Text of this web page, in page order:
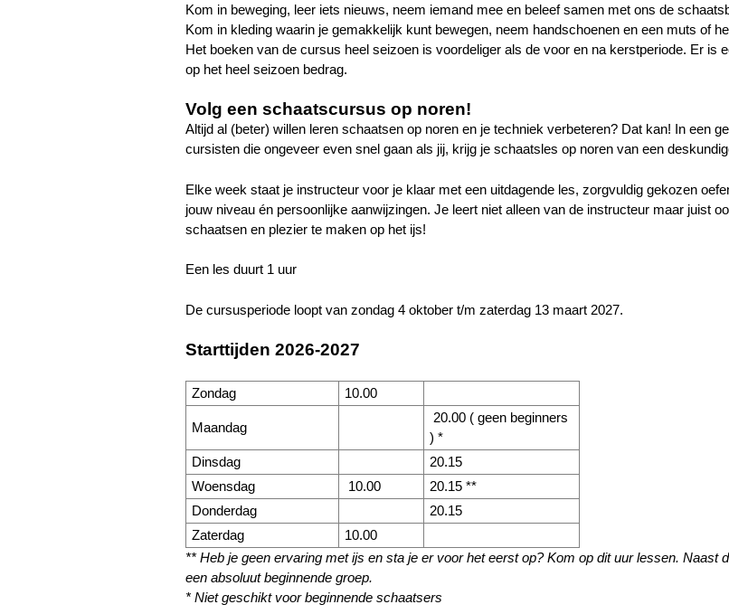
Kom in beweging, leer iets nieuws, neem iemand mee en beleef samen met ons de
Kom in kleding waarin je gemakkelijk kunt bewegen, neem handschoenen en een muts of
Het boeken van de cursus heel seizoen is voordeliger als de voor en na kerstperiode. Er is
op het heel seizoen bedrag.
Volg een schaatscursus op noren!
Altijd al (beter) willen leren schaatsen op noren en je techniek verbeteren? Dat kan! In een
cursisten die ongeveer even snel gaan als jij, krijg je schaatsles op noren van een
Elke week staat je instructeur voor je klaar met een uitdagende les, zorgvuldig gekozen
jouw niveau én persoonlijke aanwijzingen. Je leert niet alleen van de instructeur maar juist
schaatsen en plezier te maken op het ijs!
Een les duurt 1 uur
De cursusperiode loopt van zondag 4 oktober t/m zaterdag 13 maart 2027.
Starttijden 2026-2027
Zondag 10.00
Maandag
20.00 ( geen beginners
) *
Dinsdag
20.15
Woensdag
10.00
20.15 **
Donderdag
20.15
Zaterdag
10.00
** Heb je geen ervaring met ijs en sta je er voor het eerst op? Kom op dit uur lessen. Naast
een absoluut beginnende groep.
* Niet geschikt voor beginnende schaatsers